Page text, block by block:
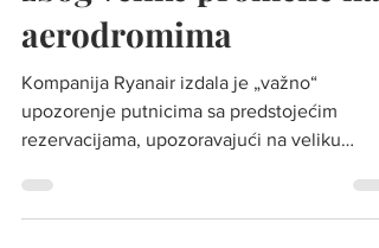
zbog velike promene na
aerodromima
Kompanija Ryanair izdala je „važno“
upozorenje putnicima sa predstojećim
rezervacijama, upozoravajući na veliku